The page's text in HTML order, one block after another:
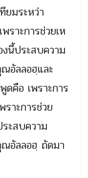
ยมระหว่า
ราะการช่วยเห
งนี้ประสบความ
อัลลอฮฺและ
คือ เพราะการ
ราะการช่วย
ระสบความ
ณอัลลอฮฺ ถัดมา